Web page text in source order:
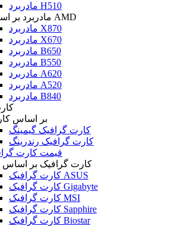
مادربرد H510
مادربرد بر اساس AMD
مادربرد X870
مادربرد X670
مادربرد B650
مادربرد B550
مادربرد A620
مادربرد A520
مادربرد B840
بر اساس
کارت گرافیک گیمینگ
کارت گرافیک رندرینگ
قیمت کارت
کارت گرافیک بر اساس
کارت گرافیک ASUS
کارت گرافیک Gigabyte
کارت گرافیک MSI
کارت گرافیک Sapphire
کارت گرافیک Biostar